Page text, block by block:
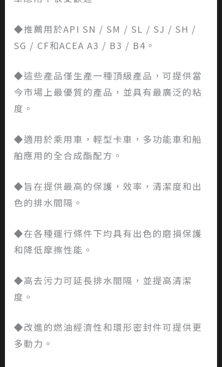
◆推薦用於API SN / SM / SL / SJ / SH /
SG / CF和ACEA A3 / B3 / B4。
◆這些產品僅生產一種頂級產品，可提供當
今市場上最優質的產品，並具有最廣泛的粘
度。
◆適用於乘用車，輕型卡車，多功能車和船
舶應用的全合成酯配方。
◆旨在提供最高的保護，效率，清潔度和出
色的排水間隔。
◆在各種運行條件下均具有出色的磨損保護
和降低摩擦性能。
◆高去污力可延長排水間隔，並提高清潔
度。
◆改進的燃油經濟性和環形密封件可提供更
多動力。